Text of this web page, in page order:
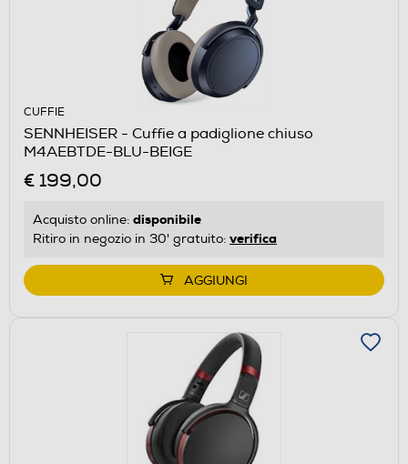
CUFFIE
SENNHEISER - Cuffie a padiglione chiuso
M4AEBTDE-BLU-BEIGE
€ 199,00
Acquisto online: disponibile
Ritiro in negozio in 30' gratuito: verifica
AGGIUNGI